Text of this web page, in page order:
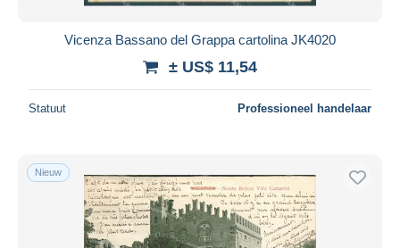
Vicenza Bassano del Grappa cartolina JK4020
± US$ 11,54
Statuut Professioneel handelaar
Nieuw